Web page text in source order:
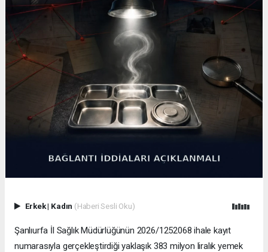
Erkek| Kadın (Haberi Sesli Oku)
Şanlıurfa İl Sağlık Müdürlüğünün 2026/1252068 ihale kayıt
numarasıyla gerçekleştirdiği yaklaşık 383 milyon liralık yemek